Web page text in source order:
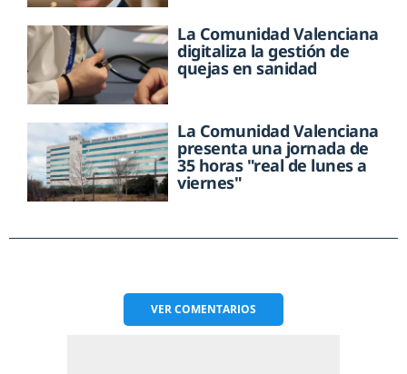
La Comunidad Valenciana
digitaliza la gestión de
quejas en sanidad
La Comunidad Valenciana
presenta una jornada de
35 horas "real de lunes a
viernes"
VERCOMENTARIOS